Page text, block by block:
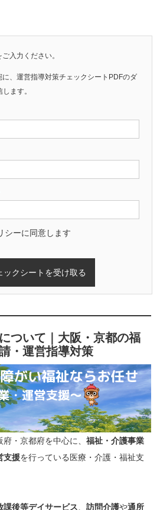
入力ください。
、運営指導対策チェックシートPDFのダ
ます。
シーに同意します
ついて｜大阪・京都の福
・運営指導対策
府・京都府を中心に、 福祉・介護事業
支援を行っている医療・介護・福祉支
課後等デイサービス、 訪問介護や通所